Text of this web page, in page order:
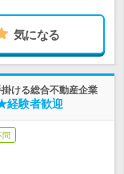
気になる
ける総合不動産企業
経験者歓迎
問